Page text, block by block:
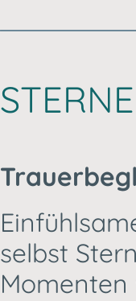
selbst
Momenten